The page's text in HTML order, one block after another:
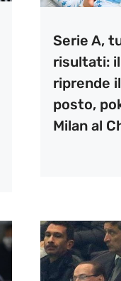
Serie A,
risultati:
riprende
posto,
Milan al